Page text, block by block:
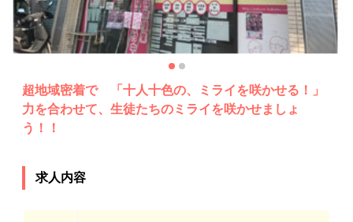
超地域密着で 「十人十色の、ミライを咲かせる！」
力を合わせて、生徒たちのミライを咲かせましょ
う！！
求人内容